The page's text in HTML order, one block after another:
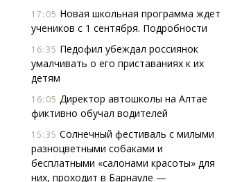
17:05 Новая школьная программа ждет
учеников с 1 сентября. Подробности
16:35 Педофил убеждал россиянок
умалчивать о его приставаниях к их
детям
16:05 Директор автошколы на Алтае
фиктивно обучал водителей
15:35 Солнечный фестиваль с милыми
разноцветными собаками и
бесплатными «салонами красоты» для
них, проходит в Барнауле —